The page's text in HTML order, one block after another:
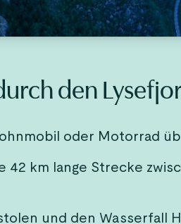
den
oder Motorrad
42 km lange Strecke
und den Wasserfall